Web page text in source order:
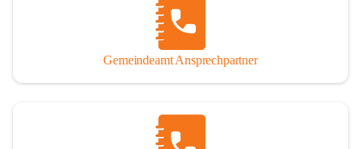
Gemeindeamt Ansprechpartner